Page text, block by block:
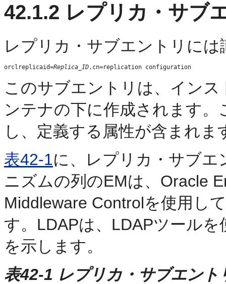
42.1.2 レプリカ・サブ
レプリカ・ サブエントリには
orclreplicaid=Replica_ID
このサブエントリは、イン
ンテナの下に作成されます
し、定義する属性が含まれま
表42-1に、レプリカ・サブ
ニズムの列のEMは、Oracle
Middleware Controlを使用し
す。LDAPは、LDAPツール
を示します。
表42-1 レプリカ・サブエント